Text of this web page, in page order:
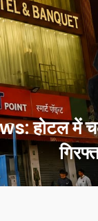
होटल में चल